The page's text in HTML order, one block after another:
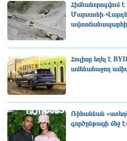
Հիմնանորոգվում
Մարտունի-
Հուլիսը եղել է
ամենահաջող
Ռիհաննան
գործընթացի մեջ